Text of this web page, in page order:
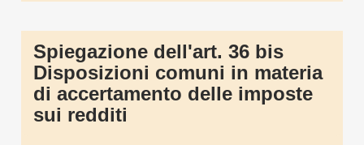
Spiegazione dell'art. 36 bis
Disposizioni comuni in materia
di accertamento delle imposte
sui redditi